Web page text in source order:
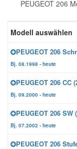
PEUGEOT 206
Modell auswählen
PEUGEOT 206
Bj. 08.1998 - heute
PEUGEOT 206 CC
Bj. 09.2000 - heute
PEUGEOT 206 SW
Bj. 07.2002 - heute
PEUGEOT 206
Zündanlage